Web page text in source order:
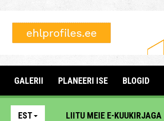
GALERII PLANEERI ISE BLOGID
EST LIITU MEIE E-KUUKIRJAGA